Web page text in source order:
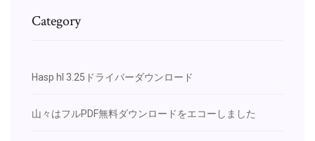
Category
Hasp hl 3.25ドライバーダウンロード
山々はフルPDF無料ダウンロードをエコーし​​ました